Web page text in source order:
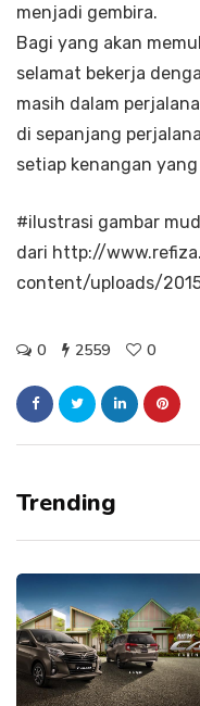
menjadi gembira.
Bagi yang akan
selamat bekerja
masih dalam
di sepanjang
setiap kenangan
#ilustrasi gambar
dari http://
content/uploads/
0 2559 0
Trending